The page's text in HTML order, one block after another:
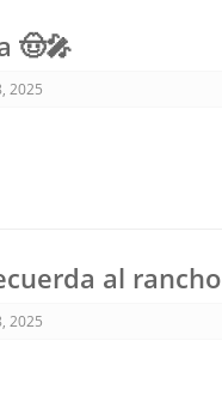
🤠🎤
2025
al
2025